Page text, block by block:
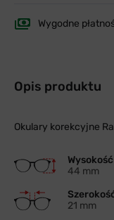
Wygodne
Opis produktu
Okulary korekcyjne
44 mm
21 mm